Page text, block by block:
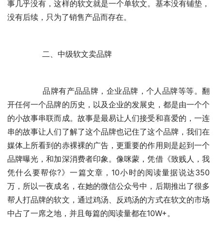
事几乎没有，这样的软文就是一个单软文。基本没有铺垫，
没有后续，只为了销售产品而存在。
	　　二、中级软文卖品牌
开任何一个品牌的历史，以及企业的发展史，都是由一个个
的小故事串联而成。故事是最易让人们接受和喜爱的，一连
串的故事让人们了解了这个品牌也记住了这个品牌，我们在
媒体上所看到的赤裸裸的广告，更重要的作用则是起到一个
品牌曝光，和加深消费者印象。像咪蒙，凭借《致贱人，我
凭什么要帮你?》一篇文章，10小时的阅读量据说达350
万，所以一夜成名，在她的微信公众号中，后期推出了很多
帮人打品牌的软文，通过鸡汤、反鸡汤的方式在软文的市场
中占了一席之地，并且每篇的阅读量都在10W+。